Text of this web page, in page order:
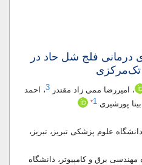
درمانی فلج شل حاد در
تک‌مرکزی
، امیررضا ممی زاد مقتدر 3، احمد
بیتا پورشیری 1
*
علوم پزشکی تبریز، تبریز،
برق و کامپیوتر، دانشگاه